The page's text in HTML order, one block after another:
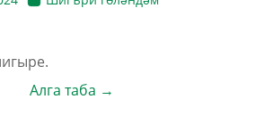
Алга таба →